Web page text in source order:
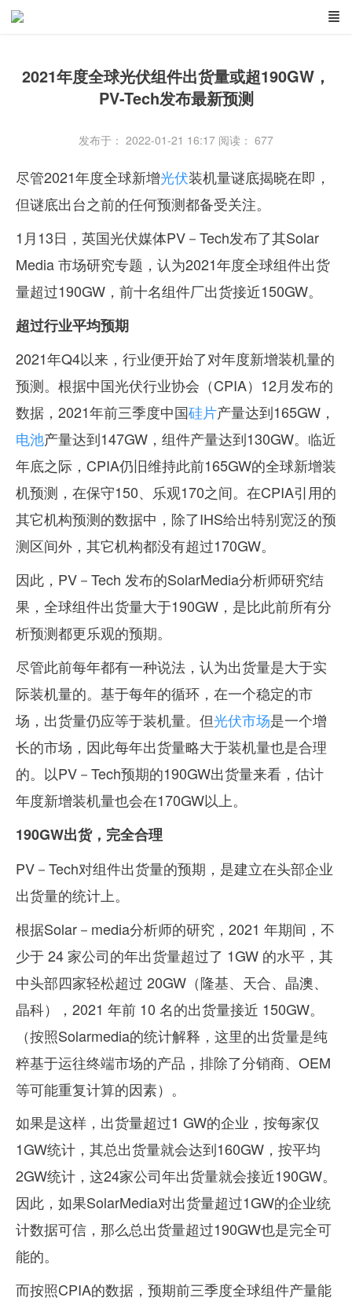
2021年度全球光伏组件出货量或超190GW，
PV-Tech发布最新预测
发布于： 2022-01-21 16:17 阅读： 677
尽管2021年度全球新增光伏装机量谜底揭晓在即，
但谜底出台之前的任何预测都备受关注。
1月13日，英国光伏媒体PV－Tech发布了其Solar
Media 市场研究专题，认为2021年度全球组件出货
量超过190GW，前十名组件厂出货接近150GW。
超过行业平均预期
2021年Q4以来，行业便开始了对年度新增装机量的
预测。根据中国光伏行业协会（CPIA）12月发布的
数据，2021年前三季度中国硅片产量达到165GW，
电池产量达到147GW，组件产量达到130GW。临近
年底之际，CPIA仍旧维持此前165GW的全球新增装
机预测，在保守150、乐观170之间。在CPIA引用的
其它机构预测的数据中，除了IHS给出特别宽泛的预
测区间外，其它机构都没有超过170GW。
因此，PV－Tech 发布的SolarMedia分析师研究结
果，全球组件出货量大于190GW，是比此前所有分
析预测都更乐观的预期。
尽管此前每年都有一种说法，认为出货量是大于实
际装机量的。基于每年的循环，在一个稳定的市
场，出货量仍应等于装机量。但光伏市场是一个增
长的市场，因此每年出货量略大于装机量也是合理
的。以PV－Tech预期的190GW出货量来看，估计
年度新增装机量也会在170GW以上。
190GW出货，完全合理
PV－Tech对组件出货量的预期，是建立在头部企业
出货量的统计上。
根据Solar－media分析师的研究，2021 年期间，不
少于 24 家公司的年出货量超过了 1GW 的水平，其
中头部四家轻松超过 20GW（隆基、天合、晶澳、
晶科），2021 年前 10 名的出货量接近 150GW。
（按照Solarmedia的统计解释，这里的出货量是纯
粹基于运往终端市场的产品，排除了分销商、OEM
等可能重复计算的因素）。
如果是这样，出货量超过1 GW的企业，按每家仅
1GW统计，其总出货量就会达到160GW，按平均
2GW统计，这24家公司年出货量就会接近190GW。
因此，如果SolarMedia对出货量超过1GW的企业统
计数据可信，那么总出货量超过190GW也是完全可
能的。
而按照CPIA的数据，预期前三季度全球组件产量能